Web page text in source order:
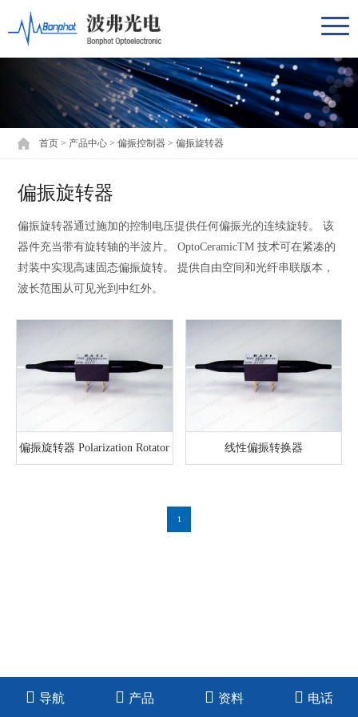
首页 > 产品中心 >偏振控制器 >偏振旋转器
偏振旋转器
偏振旋转器通过施加的控制电压提供任何偏振光的连续旋转。 该
器件充当带有旋转轴的半波片。 OptoCeramicTM 技术可在紧凑的
封装中实现高速固态偏振旋转。 提供自由空间和光纤串联版本，
波长范围从可见光到中红外。
偏振旋转器 Polarization Rotator 线性偏振转换器
1
导航 产品 资料 电话